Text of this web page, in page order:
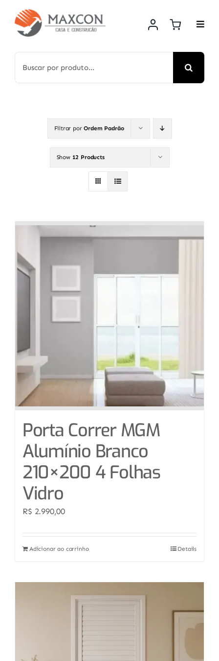
content
for:
Filtrar porOrdem Padrão
Show 12 Products
Porta Correr MGM
Alumínio Branco
210×200 4 Folhas
Vidro
R$ 2.990,00
Adicionar ao carrinho Details